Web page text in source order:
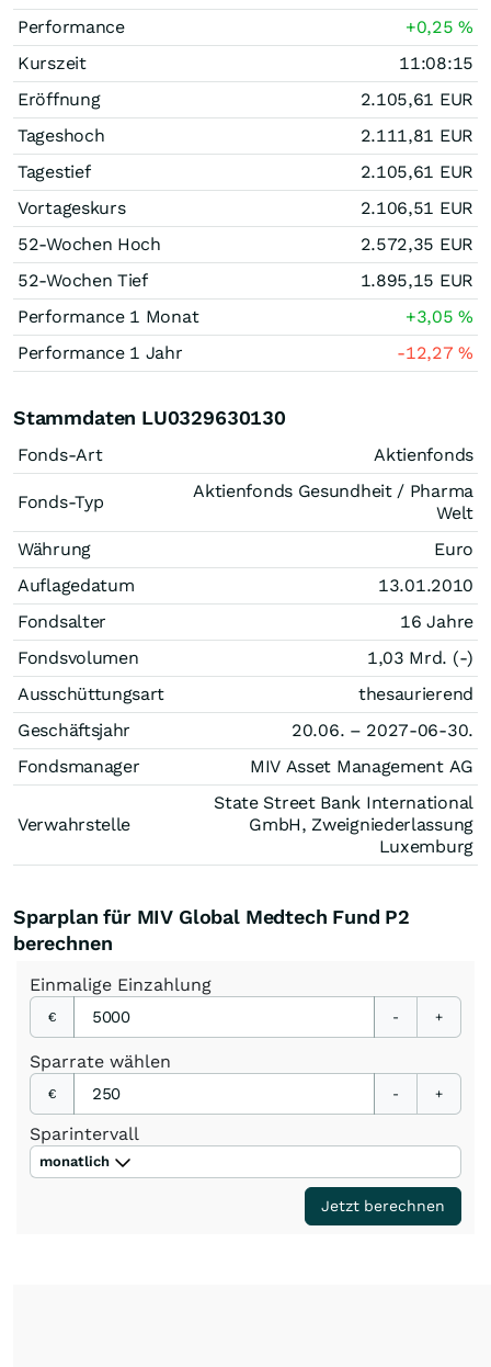
Performance
+0,25%
Kurszeit
11:08:15
Eröffnung
2.105,61 EUR
Tageshoch
2.111,81 EUR
Tagestief
2.105,61 EUR
Vortageskurs
2.106,51 EUR
52-Wochen Hoch
2.572,35 EUR
52-Wochen Tief
1.895,15 EUR
Performance 1 Monat
+3,05%
Performance 1 Jahr
-12,27%
Stammdaten LU0329630130
Fonds-Art Aktienfonds
Fonds-Typ
Aktienfonds Gesundheit / Pharma
Welt
Währung
Euro
Auflagedatum
13.01.2010
Fondsalter
16 Jahre
Fondsvolumen
1,03 Mrd. (-)
Ausschüttungsart
thesaurierend
Geschäftsjahr
20.06. – 2027-06-30.
Fondsmanager
MIV Asset Management AG
Verwahrstelle
State Street Bank International
GmbH, Zweigniederlassung
Luxemburg
Sparplan für MIV Global Medtech Fund P2
berechnen
Einmalige Einzahlung
€ - +
Sparrate wählen
€ - +
Sparintervall
monatlich
Jetzt berechnen